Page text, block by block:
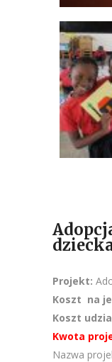
Projekt:
Koszt na
Koszt
Kwota
Nazwa